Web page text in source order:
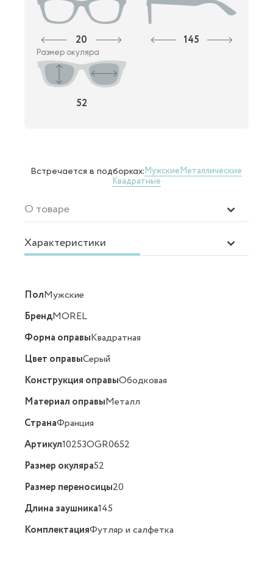
20 145
Размер окуляра
52
Встречается в подборках:МужскиеМеталлические
Квадратные
О товаре
Характеристики
ПолМужские
БрендMOREL
Форма оправыКвадратная
Цвет оправыСерый
Конструкция оправыОбодковая
Материал оправыМеталл
СтранаФранция
Артикул10253OGR0652
Размер окуляра52
Размер переносицы20
Длина заушника145
КомплектацияФутляр и салфетка